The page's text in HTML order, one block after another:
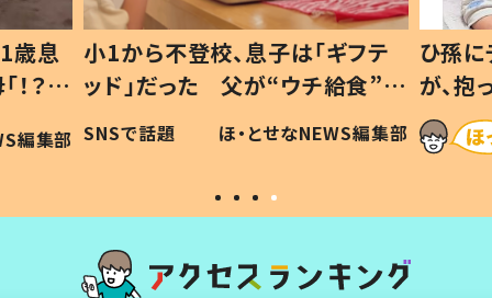
歳息
？」
編集部
小1から不登校、息子は「ギフテ
ッド」だった 父が“ウチ給食”を
作り続ける理由とは #令和の親
#令和の子
SNSで話題 ほ・とせなNEWS編集部
ひ孫
が、
「涙が
い」